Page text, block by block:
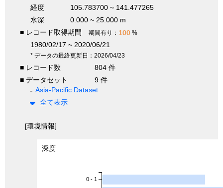
経度
105.783700 ~ 141.477265
水深
0.000 ~ 25.000 m
■ レコード取得期間
期間有り： 100 %
1980/02/17 ~ 2020/06/21
* データの最終更新日：2026/04/23
■ レコード数
804 件
■ データセット
9 件
Asia-Pacific Dataset
全て表示
[環境情報]
深度
0 - 1